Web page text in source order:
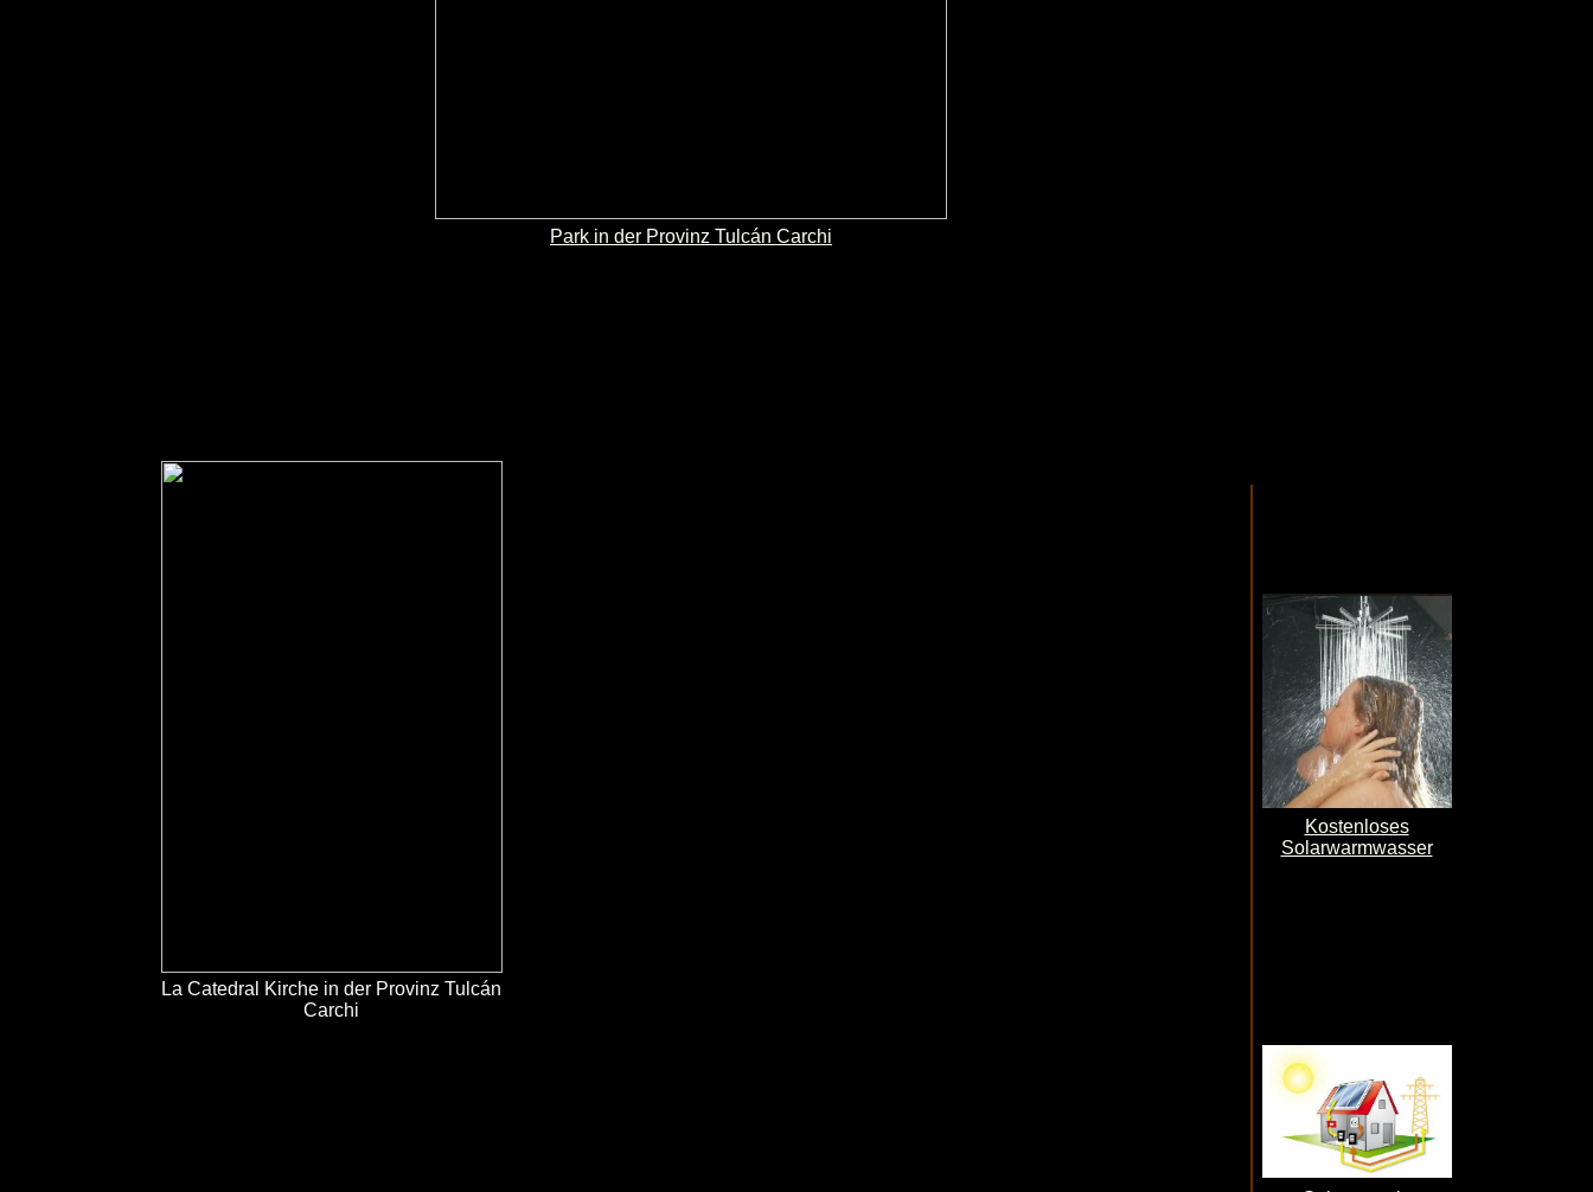
Park in der Provinz Tulcán Carchi
Kostenloses
Solarwarmwasser
La Catedral Kirche in der Provinz Tulcán
Carchi